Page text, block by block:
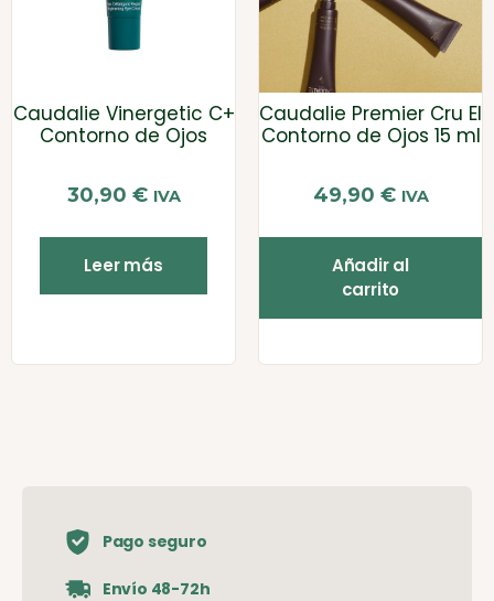
Caudalie Vinergetic C+
Contorno de Ojos
30,90 € IVA
Leer más
Caudalie Premier Cru El
Contorno de Ojos 15 ml
49,90 € IVA
Añadir al
carrito
Pago seguro
Envío 48-72h